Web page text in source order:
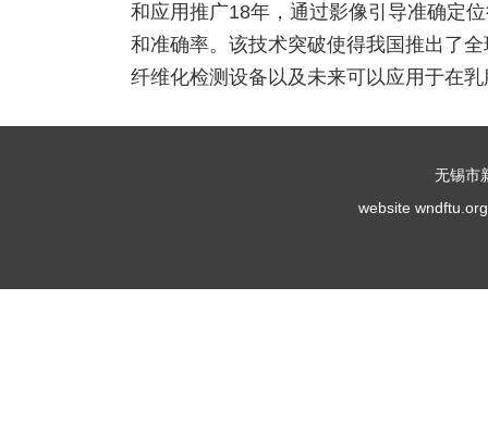
和应用推广18年，通过影像引导准确定
和准确率。该技术突破使得我国推出了
纤维化检测设备以及未来可以应用于在
无锡市
website